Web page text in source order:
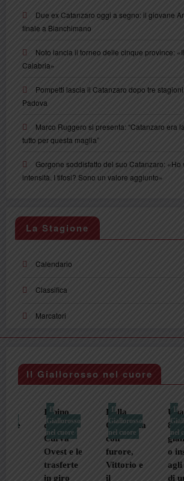
Due ex Catanzaro oggi a segno: il giovane
finale a Bianchimano
Noto lancia il torneo delle cinque province:
Calabria»
Pompetti lascia il Catanzaro dopo tre
Padova
Marco Ruggero si presenta: “Catanzaro era
tutto per questa maglia”
Gorgone soddisfatto del suo Catanzaro:
intensità. I tifosi? Sono un valore aggiunto»
La Stagione
Calendario
Classifica
Marcatori
Il Giallorosso nel cuore
Giallorosso
nel cuore
Il pino
Curva
Ovest e le
trasferte
in giro
Giallorosso
nel cuore
Dalla
Germania
furore,
Vittorio e
Giallorosso
nel cuore
Una Fiat
850 e il
o
agli
di una